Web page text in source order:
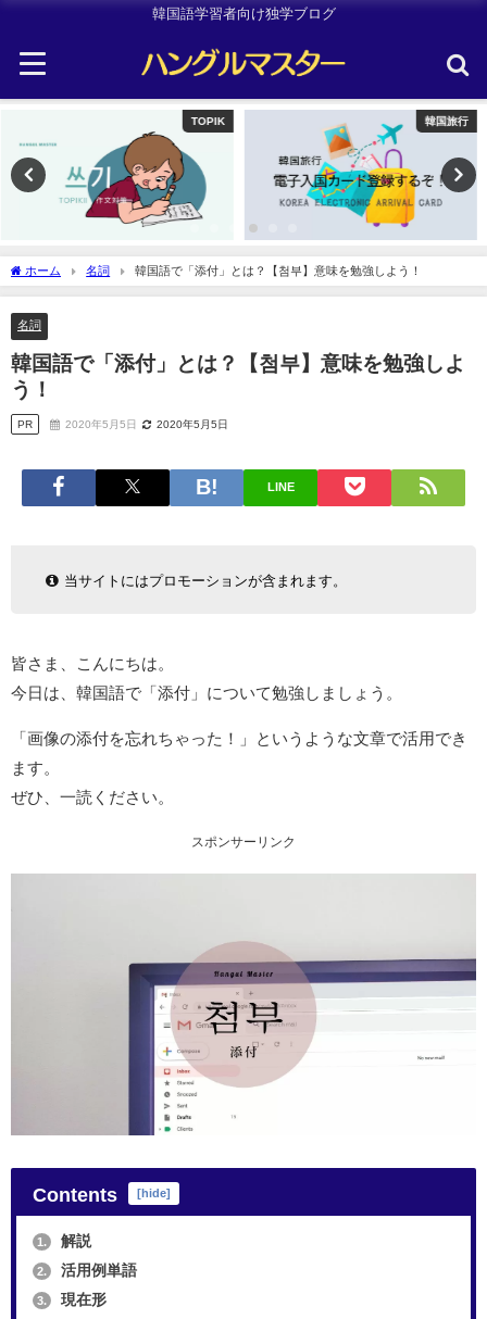
韓国語学習者向け独学ブログ
韓国旅行 Other
ホーム 名詞 韓国語で「添付」とは？【첨부】意味を勉強しよう！
名詞
韓国語で「添付」とは？【첨부】意味を勉強しよ
う！
PR 2020年5月5日 2020年5月5日
LINE
当サイトにはプロモーションが含まれます。
皆さま、こんにちは。
今日は、韓国語で「添付」について勉強しましょう。
「画像の添付を忘れちゃった！」というような文章で活用でき
ます。
ぜひ、一読ください。
スポンサーリンク
Contents [hide]
1. 解説
2. 活用例単語
3. 現在形